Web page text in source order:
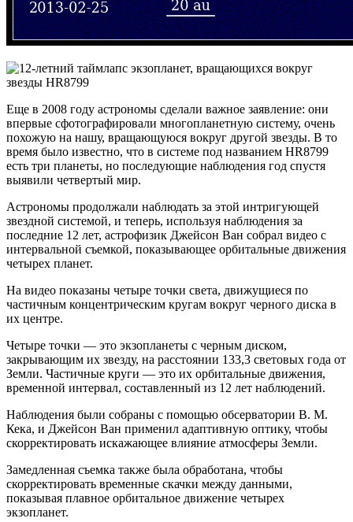
Еще в 2008 году астрономы сделали важное заявление: они
впервые сфотографировали многопланетную систему, очень
похожую на нашу, вращающуюся вокруг другой звезды. В то
время было известно, что в системе под названием HR8799
есть три планеты, но последующие наблюдения год спустя
выявили четвертый мир.
Астрономы продолжали наблюдать за этой интригующей
звездной системой, и теперь, используя наблюдения за
последние 12 лет, астрофизик Джейсон Ван собрал видео с
интервальной съемкой, показывающее орбитальные движения
четырех планет.
На видео показаны четыре точки света, движущиеся по
частичным концентрическим кругам вокруг черного диска в
их центре.
Четыре точки — это экзопланеты с черным диском,
закрывающим их звезду, на расстоянии 133,3 световых года от
Земли. Частичные круги — это их орбитальные движения,
временной интервал, составленный из 12 лет наблюдений.
Наблюдения были собраны с помощью обсерватории В. М.
Кека, и Джейсон Ван применил адаптивную оптику, чтобы
скорректировать искажающее влияние атмосферы Земли.
Замедленная съемка также была обработана, чтобы
скорректировать временные скачки между данными,
показывая плавное орбитальное движение четырех
экзопланет.